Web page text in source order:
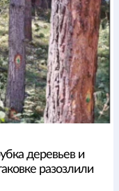
деревьев и
разозлили